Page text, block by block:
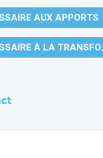
AUX APPORTS
À LA TRANSFO.